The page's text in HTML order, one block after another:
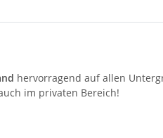
hervorragend auf allen
im privaten Bereich!